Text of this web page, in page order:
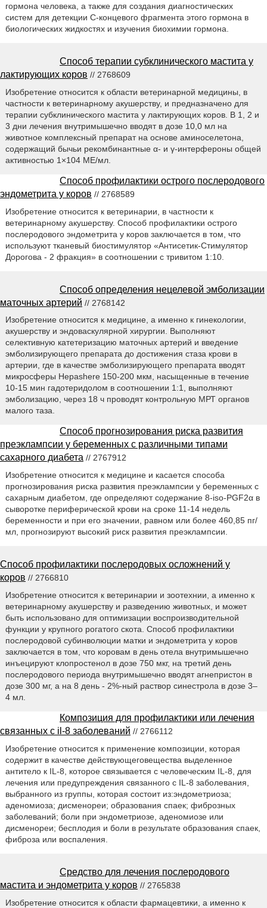
гормона человека, а также для создания диагностических
систем для детекции С-концевого фрагмента этого гормона в
биологических жидкостях и изучения биохимии гормона.
Способ терапии субклинического мастита у
лактирующих коров // 2768609
Изобретение относится к области ветеринарной медицины, в
частности к ветеринарному акушерству, и предназначено для
терапии субклинического мастита у лактирующих коров. В 1, 2 и
3 дни лечения внутримышечно вводят в дозе 10,0 мл на
животное комплексный препарат на основе аминоселетона,
содержащий бычьи рекомбинантные α- и γ-интерфероны общей
активностью 1×104 МЕ/мл.
Способ профилактики острого послеродового
эндометрита у коров // 2768589
Изобретение относится к ветеринарии, в частности к
ветеринарному акушерству. Способ профилактики острого
послеродового эндометрита у коров заключается в том, что
используют тканевый биостимулятор «Антисетик-Стимулятор
Дорогова - 2 фракция» в соотношении с тривитом 1:10.
Способ определения нецелевой эмболизации
маточных артерий // 2768142
Изобретение относится к медицине, а именно к гинекологии,
акушерству и эндоваскулярной хирургии. Выполняют
селективную катетеризацию маточных артерий и введение
эмболизирующего препарата до достижения стаза крови в
артерии, где в качестве эмболизирующего препарата вводят
микросферы Hepashere 150-200 мкм, насыщенные в течение
10-15 мин гадотеридолом в соотношении 1:1, выполняют
эмболизацию, через 18 ч проводят контрольную МРТ органов
малого таза.
Способ прогнозирования риска развития
преэклампсии у беременных с различными типами
сахарного диабета // 2767912
Изобретение относится к медицине и касается способа
прогнозирования риска развития преэклампсии у беременных с
сахарным диабетом, где определяют содержание 8-iso-PGF2α в
сыворотке периферической крови на сроке 11-14 недель
беременности и при его значении, равном или более 460,85 пг/
мл, прогнозируют высокий риск развития преэклампсии.
Способ профилактики послеродовых осложнений у
коров // 2766810
Изобретение относится к ветеринарии и зоотехнии, а именно к
ветеринарному акушерству и разведению животных, и может
быть использовано для оптимизации воспроизводительной
функции у крупного рогатого скота. Способ профилактики
послеродовой субинволюции матки и эндометрита у коров
заключается в том, что коровам в день отела внутримышечно
инъецируют клопростенол в дозе 750 мкг, на третий день
послеродового периода внутримышечно вводят агнепристон в
дозе 300 мг, а на 8 день - 2%-ный раствор синестрола в дозе 3–
4 мл.
Композиция для профилактики или лечения
связанных с il-8 заболеваний // 2766112
Изобретение относится к применение композиции, которая
содержит в качестве действующеговещества выделенное
антитело к IL-8, которое связывается с человеческим IL-8, для
лечения или предупреждения связанного с IL-8 заболевания,
выбранного из группы, которая состоит из:эндометриоза;
аденомиоза; дисменореи; образования спаек; фиброзных
заболеваний; боли при эндометриозе, аденомиозе или
дисменореи; бесплодия и боли в результате образования спаек,
фиброза или воспаления.
Средство для лечения послеродового
мастита и эндометрита у коров // 2765838
Изобретение относится к области фармацевтики, а именно к